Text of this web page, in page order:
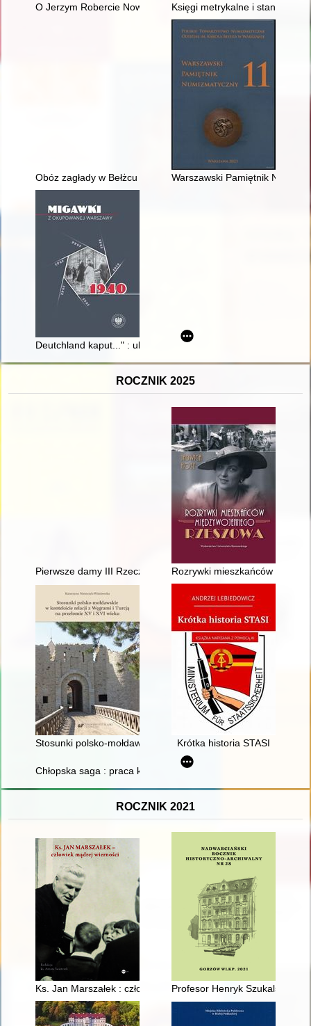
O Jerzym Robercie Nowaku : świadectwaKsięgi metrykalne i stanu
Obóz zagłady w Bełżcu : próba odtworzenia lokalizacji
Warszawski Pamiętnik
Deutchland kaput..." : uliczna guerilla młodych warszawiaków
ROCZNIK 2025
Pierwsze damy III Rzeczypospolitej : portret zbiorowy. Cz. 2
Rozrywki mieszkańców
Stosunki polsko-mołdawskie w kontekście relacji z Węgrami i
Krótka historia STASI
Chłopska saga : praca konkursowa na pamiętniki rolników
ROCZNIK 2021
Ks. Jan Marszałek : człowiek mądrej wierności
Profesor Henryk Szukalski